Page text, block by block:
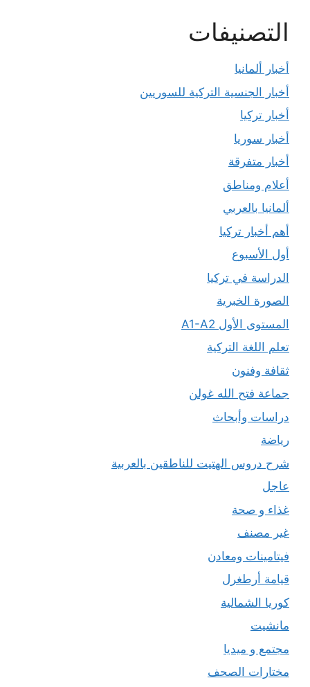
التصنيفات
أخبار ألمانيا
أخبار الجنسية التركية للسوريين
أخبار تركيا
أخبار سوريا
أخبار متفرقة
أعلام ومناطق
ألمانيا بالعربي
أهم أخبار تركيا
أول الأسبوع
الدراسة في تركيا
الصورة الخبرية
المستوى الأول A1-A2
تعلم اللغة التركية
ثقافة وفنون
جماعة فتح الله غولن
دراسات وأبحاث
رياضة
شرح دروس الهتيت للناطقين بالعربية
عاجل
غذاء و صحة
غير مصنف
فيتامينات ومعادن
قيامة أرطغرل
كوريا الشمالية
مانشيت
مجتمع و ميديا
مختارات الصحف